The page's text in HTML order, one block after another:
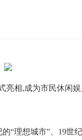
相,成为市民休闲娱
理想城市”、19世